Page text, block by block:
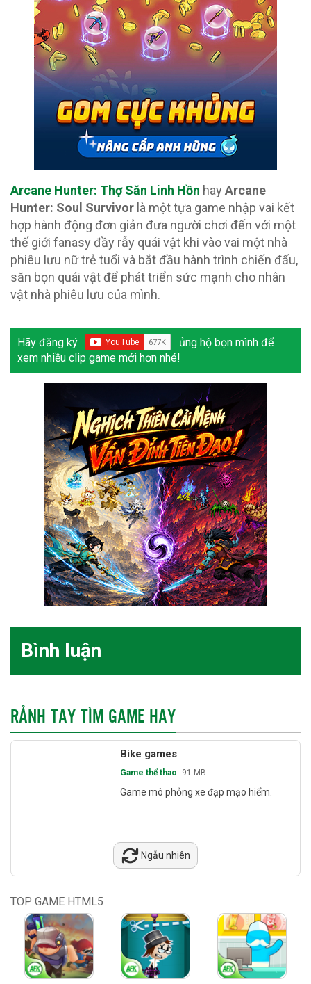
Arcane Hunter: Thợ Săn Linh Hồn hay Arcane
Hunter: Soul Survivor là một tựa game nhập vai kết
hợp hành động đơn giản đưa người chơi đến với một
thế giới fanasy đầy rẫy quái vật khi vào vai một nhà
phiêu lưu nữ trẻ tuổi và bắt đầu hành trình chiến đấu,
săn bọn quái vật để phát triển sức mạnh cho nhân
vật nhà phiêu lưu của mình.
Hãy đăng ký
ủng hộ bọn mình để
xem nhiều clip game mới hơn nhé!
Bình luận
RẢNH TAY TÌM GAME HAY
Bike games
Game thể thao 91 MB
Game mô phỏng xe đạp mạo hiểm.
Ngẫu nhiên
TOP GAME HTML5